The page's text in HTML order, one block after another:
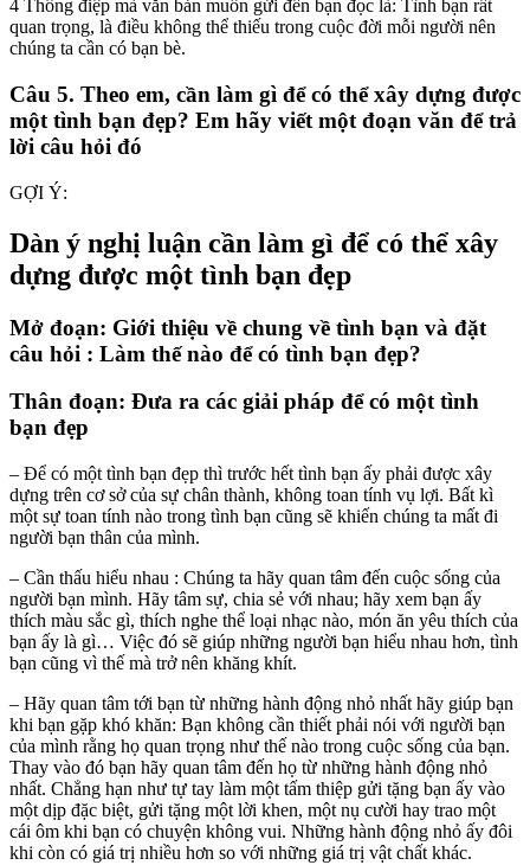
4 Thông điệp mà văn bản muốn gửi đến bạn đọc là: Tình bạn rất
quan trọng, là điều không thể thiếu trong cuộc đời mỗi người nên
chúng ta cần có bạn bè.
Câu 5. Theo em, cần làm gì để có thể xây dựng được
một tình bạn đẹp? Em hãy viết một đoạn văn để trả
lời câu hỏi đó
GỢI Ý:
Dàn ý nghị luận cần làm gì để có thể xây
dựng được một tình bạn đẹp
Mở đoạn: Giới thiệu về chung về tình bạn và đặt
câu hỏi : Làm thế nào để có tình bạn đẹp?
Thân đoạn: Đưa ra các giải pháp để có một tình
bạn đẹp
– Để có một tình bạn đẹp thì trước hết tình bạn ấy phải được xây
dựng trên cơ sở của sự chân thành, không toan tính vụ lợi. Bất kì
một sự toan tính nào trong tình bạn cũng sẽ khiến chúng ta mất đi
người bạn thân của mình.
– Cần thấu hiểu nhau : Chúng ta hãy quan tâm đến cuộc sống của
người bạn mình. Hãy tâm sự, chia sẻ với nhau; hãy xem bạn ấy
thích màu sắc gì, thích nghe thể loại nhạc nào, món ăn yêu thích của
bạn ấy là gì… Việc đó sẽ giúp những người bạn hiểu nhau hơn, tình
bạn cũng vì thế mà trở nên khăng khít.
– Hãy quan tâm tới bạn từ những hành động nhỏ nhất hãy giúp bạn
khi bạn gặp khó khăn: Bạn không cần thiết phải nói với người bạn
của mình rằng họ quan trọng như thế nào trong cuộc sống của bạn.
Thay vào đó bạn hãy quan tâm đến họ từ những hành động nhỏ
nhất. Chẳng hạn như tự tay làm một tấm thiệp gửi tặng bạn ấy vào
một dịp đặc biệt, gửi tặng một lời khen, một nụ cười hay trao một
cái ôm khi bạn có chuyện không vui. Những hành động nhỏ ấy đôi
khi còn có giá trị nhiều hơn so với những giá trị vật chất khác.